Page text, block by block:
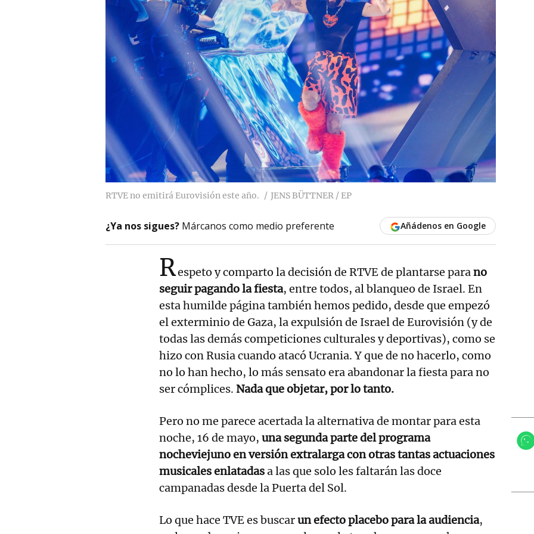
RTVE no emitirá Eurovisión este año. JENS BÜTTNER / EP
¿Ya nos sigues? Márcanos como medio preferente Añádenos en Google
Respeto y comparto la decisión de RTVE de plantarse parano
seguir pagando la fiesta, entre todos, al blanqueo de Israel. En
esta humilde página también hemos pedido, desde que empezó
el exterminio de Gaza, la expulsión de Israel de Eurovisión (y de
todas las demás competiciones culturales y deportivas), como se
hizo con Rusia cuando atacó Ucrania. Y que de no hacerlo, como
no lo han hecho, lo más sensato era abandonar la fiesta para no
ser cómplices. Nada que objetar, por lo tanto.
Pero no me parece acertada la alternativa de montar para esta
noche, 16 de mayo, una segunda parte del programa
nocheviejuno en versión extralarga con otras tantas actuaciones
musicales enlatadasa las que solo les faltarán las doce
campanadas desde la Puerta del Sol.
Lo que hace TVE es buscarun efecto placebo para la audiencia,